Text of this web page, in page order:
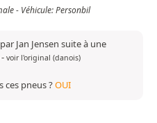
- Véhicule: Personbil
Jan Jensen suite à une
- voir l'original (danois)
ces pneus ?OUI